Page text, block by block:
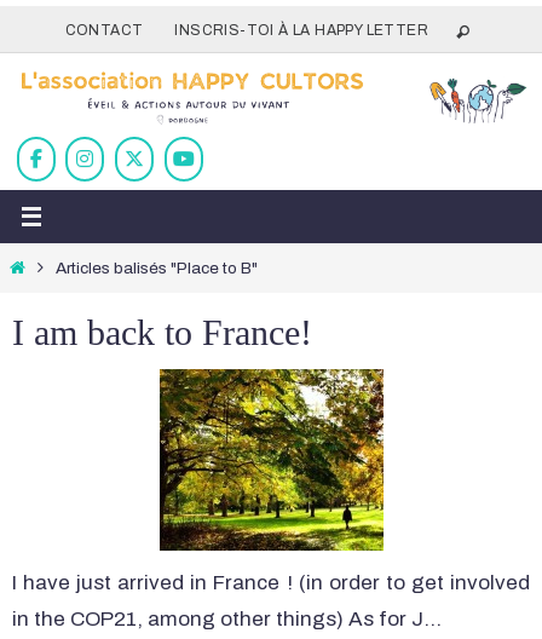
vers
contenu
CONTACT INSCRIS-TOI À LA HAPPY LETTER
HomeArticles balisés "Place to B"
I am back to France!
I have just arrived in France ! (in order to get involved
in the COP21, among other things) As for J…